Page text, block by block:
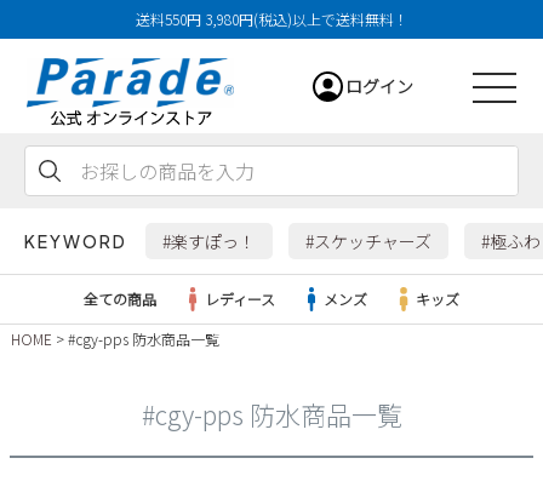
送料550円 3,980円(税込)以上で送料無料！
ログイン
KEYWORD #楽すぽっ！ #スケッチャーズ #極ふ
全ての商品 レディース メンズ
キッズ
HOME
#cgy-pps 防水商品一覧
#cgy-pps 防水商品一覧
29cm
29.5cm
31cm
32cm
特徴
防水・撥水
検索